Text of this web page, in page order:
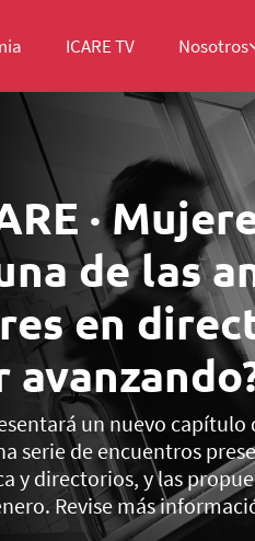
ICARE TV Nosotros
·
de las
en
un nuevo capítulo
serie de encuentros
y directorios, y las
Revise más